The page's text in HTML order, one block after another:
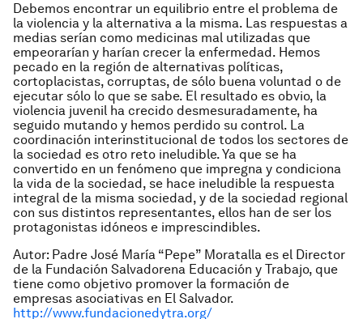
Debemos encontrar un equilibrio entre el problema de
la violencia y la alternativa a la misma. Las respuestas a
medias serían como medicinas mal utilizadas que
empeorarían y harían crecer la enfermedad. Hemos
pecado en la región de alternativas políticas,
cortoplacistas, corruptas, de sólo buena voluntad o de
ejecutar sólo lo que se sabe. El resultado es obvio, la
violencia juvenil ha crecido desmesuradamente, ha
seguido mutando y hemos perdido su control. La
coordinación interinstitucional de todos los sectores de
la sociedad es otro reto ineludible. Ya que se ha
convertido en un fenómeno que impregna y condiciona
la vida de la sociedad, se hace ineludible la respuesta
integral de la misma sociedad, y de la sociedad regional
con sus distintos representantes, ellos han de ser los
protagonistas idóneos e imprescindibles.
Autor: Padre José María “Pepe” Moratalla es el Director
de la Fundación Salvadorena Educación y Trabajo, que
tiene como objetivo promover la formación de
empresas asociativas en El Salvador.
http://www.fundacionedytra.org/